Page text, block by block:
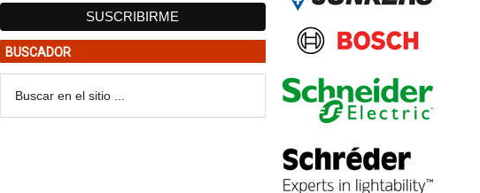
BUSCADOR